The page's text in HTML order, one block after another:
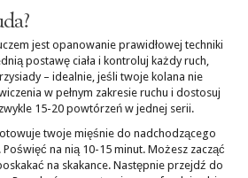
jest opanowanie prawidłowej techniki
postawę ciała i kontroluj każdy ruch,
– idealnie, jeśli twoje kolana nie
w pełnym zakresie ruchu i dostosuj
15-20 powtórzeń w jednej serii.
twoje mięśnie do nadchodzącego
na nią 10-15 minut. Możesz zacząć
na skakance. Następnie przejdź do